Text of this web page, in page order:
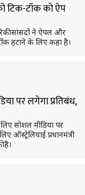
टिक-टॉक को ऐप
सांसदों ने ऐपल और
हटाने के लिए कहा है।
पर लगेगा प्रतिबंध,
सोशल मीडिया पर
ऑस्ट्रेलियाई प्रधानमंत्री
है।